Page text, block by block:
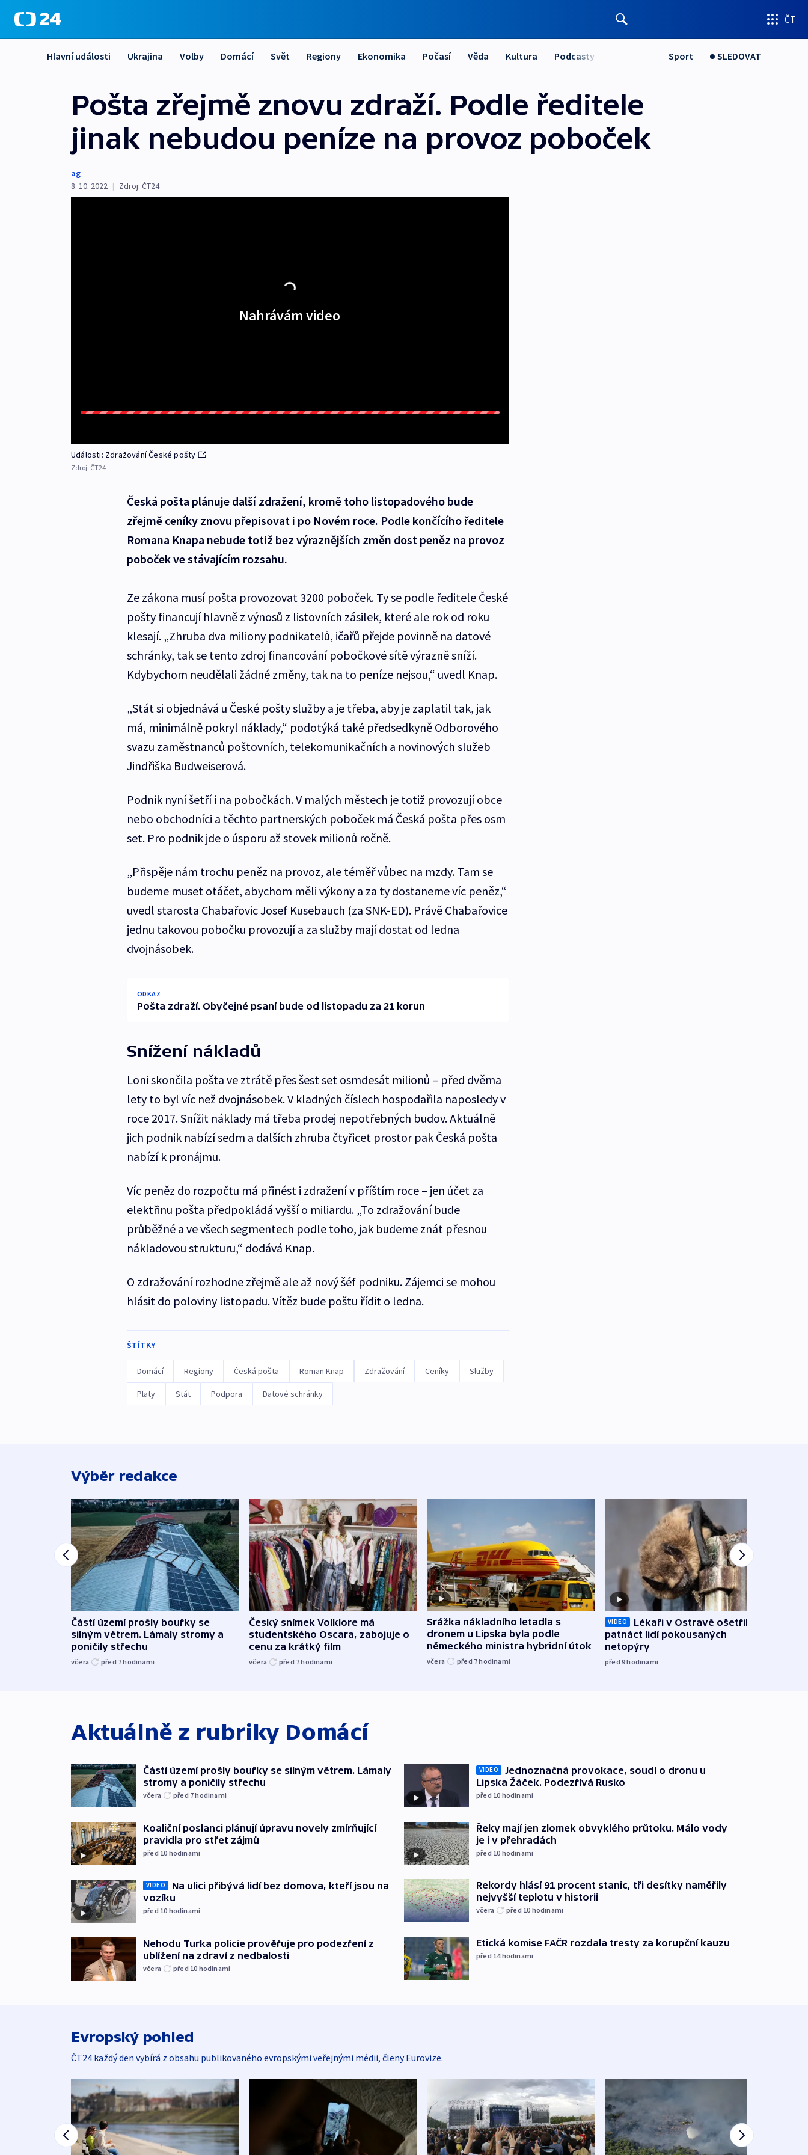
ČT
Hlavní události Ukrajina Volby Domácí Svět Regiony Ekonomika Počasí Věda Kultura Podcasty Sport SLEDOVAT
Pošta zřejmě znovu zdraží. Podle ředitele
jinak nebudou peníze na provoz poboček
ag
8. 10. 2022 | Zdroj: ČT24
Nahrávám video
Události: Zdražování České pošty
Zdroj: ČT24
Česká pošta plánuje další zdražení, kromě toho listopadového bude
zřejmě ceníky znovu přepisovat i po Novém roce. Podle končícího ředitele
Romana Knapa nebude totiž bez výraznějších změn dost peněz na provoz
poboček ve stávajícím rozsahu.
Ze zákona musí pošta provozovat 3200 poboček. Ty se podle ředitele České
pošty financují hlavně z výnosů z listovních zásilek, které ale rok od roku
klesají. „Zhruba dva miliony podnikatelů, ičařů přejde povinně na datové
schránky, tak se tento zdroj financování pobočkové sítě výrazně sníží.
Kdybychom neudělali žádné změny, tak na to peníze nejsou,“ uvedl Knap.
„Stát si objednává u České pošty služby a je třeba, aby je zaplatil tak, jak
má, minimálně pokryl náklady,“ podotýká také předsedkyně Odborového
svazu zaměstnanců poštovních, telekomunikačních a novinových služeb
Jindřiška Budweiserová.
Podnik nyní šetří i na pobočkách. V malých městech je totiž provozují obce
nebo obchodníci a těchto partnerských poboček má Česká pošta přes osm
set. Pro podnik jde o úsporu až stovek milionů ročně.
„Přispěje nám trochu peněz na provoz, ale téměř vůbec na mzdy. Tam se
budeme muset otáčet, abychom měli výkony a za ty dostaneme víc peněz,“
uvedl starosta Chabařovic Josef Kusebauch (za SNK-ED). Právě Chabařovice
jednu takovou pobočku provozují a za služby mají dostat od ledna
dvojnásobek.
ODKAZ
Pošta zdraží. Obyčejné psaní bude od listopadu za 21 korun
Snížení nákladů
Loni skončila pošta ve ztrátě přes šest set osmdesát milionů – před dvěma
lety to byl víc než dvojnásobek. V kladných číslech hospodařila naposledy v
roce 2017. Snížit náklady má třeba prodej nepotřebných budov. Aktuálně
jich podnik nabízí sedm a dalších zhruba čtyřicet prostor pak Česká pošta
nabízí k pronájmu.
Víc peněz do rozpočtu má přinést i zdražení v příštím roce – jen účet za
elektřinu pošta předpokládá vyšší o miliardu. „To zdražování bude
průběžné a ve všech segmentech podle toho, jak budeme znát přesnou
nákladovou strukturu,“ dodává Knap.
O zdražování rozhodne zřejmě ale až nový šéf podniku. Zájemci se mohou
hlásit do poloviny listopadu. Vítěz bude poštu řídit o ledna.
ŠTÍTKY
Domácí Regiony Česká pošta Roman Knap Zdražování Ceníky Služby
Platy Stát Podpora Datové schránky
Výběr redakce
Částí území prošly bouřky se
silným větrem. Lámaly stromy a
poničily střechu
včera před 7hodinami
Český snímek Volklore má
studentského Oscara, zabojuje o
cenu za krátký film
včera před 7hodinami
Srážka nákladního letadla s
dronem u Lipska byla podle
německého ministra hybridní útok
včera před 7hodinami
VIDEO
Lékaři v Ostravě ošetřili už
patnáct lidí pokousaných
netopýry
před 9hodinami
Aktuálně z rubriky Domácí
Částí území prošly bouřky se silným větrem. Lámaly
stromy a poničily střechu
včera před 7hodinami
Koaliční poslanci plánují úpravu novely zmírňující
pravidla pro střet zájmů
před 10 hodinami
VIDEO
Na ulici přibývá lidí bez domova, kteří jsou na
vozíku
před 10 hodinami
Nehodu Turka policie prověřuje pro podezření z
ublížení na zdraví z nedbalosti
včera před 10 hodinami
VIDEO
Jednoznačná provokace, soudí o dronu u
Lipska Žáček. Podezřívá Rusko
před 10 hodinami
Řeky mají jen zlomek obvyklého průtoku. Málo vody
je i v přehradách
před 10 hodinami
Rekordy hlásí 91 procent stanic, tři desítky naměřily
nejvyšší teplotu v historii
včera před 10 hodinami
Etická komise FAČR rozdala tresty za korupční kauzu
před 14hodinami
Evropský pohled
ČT24 každý den vybírá z obsahu publikovaného evropskými veřejnými médii, členy Eurovize.